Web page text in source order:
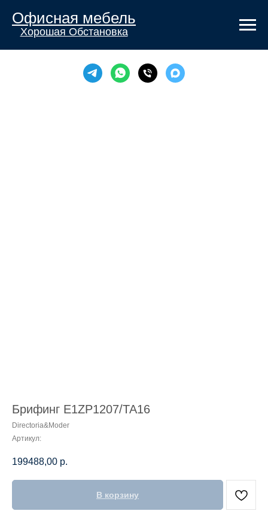
Офисная мебель
Хорошая Обстановка
Брифинг E1ZP1207/TA16
Directoria&Moder
Артикул:
199488,00 р.
В корзину